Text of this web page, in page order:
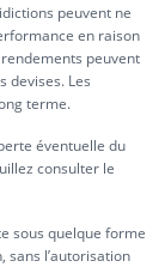
peuvent ne
en raison
peuvent
devises. Les
terme.
éventuelle du
consulter le
sous quelque forme
sans l’autorisation